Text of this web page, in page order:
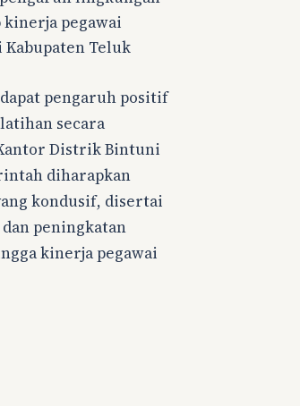
pegawai
Teluk
pengaruh positif
secara
Distrik Bintuni
diharapkan
kondusif, disertai
peningkatan
kinerja pegawai